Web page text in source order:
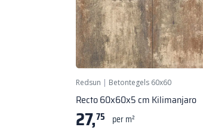
Redsun | Betontegels 60x60
Recto 60x60x5 cm Kilimanjaro
27,75 per m²